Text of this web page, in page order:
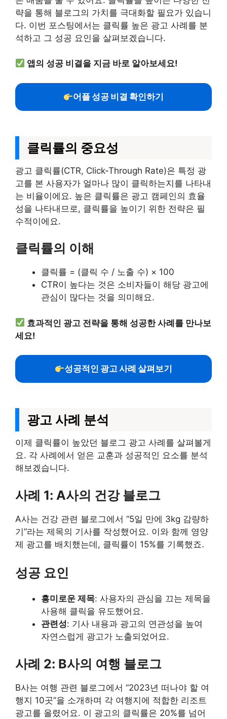
략을 통해 블로그의 가치를 극대화할 필요가 있습니
다. 이번 포스팅에서는 클릭률 높은 광고 사례를 분
석하고 그 성공 요인을 살펴보겠습니다.
앱의 성공 비결을 지금 바로 알아보세요!
어플 성공 비결 확인하기
클릭률의 중요성
광고 클릭률(CTR, Click-Through Rate)은 특정 광
고를 본 사용자가 얼마나 많이 클릭하는지를 나타내
는 비율이에요. 높은 클릭률은 광고 캠페인의 효율
성을 나타내므로, 클릭률을 높이기 위한 전략은 필
수적이에요.
클릭률의 이해
클릭률 = (클릭 수 / 노출 수) × 100
CTR이 높다는 것은 소비자들이 해당 광고에
관심이 많다는 것을 의미해요.
효과적인 광고 전략을 통해 성공한 사례를 만나보
세요!
성공적인 광고 사례 살펴보기
광고 사례 분석
이제 클릭률이 높았던 블로그 광고 사례를 살펴볼게
요. 각 사례에서 얻은 교훈과 성공적인 요소를 분석
해보겠습니다.
사례 1: A사의 건강 블로그
A사는 건강 관련 블로그에서 “5일 만에 3kg 감량하
기”라는 제목의 기사를 작성했어요. 이와 함께 영양
제 광고를 배치했는데, 클릭률이 15%를 기록했죠.
성공 요인
흥미로운 제목: 사용자의 관심을 끄는 제목을
사용해 클릭을 유도했어요.
관련성: 기사 내용과 광고의 연관성을 높여
자연스럽게 광고가 노출되었어요.
사례 2: B사의 여행 블로그
B사는 여행 관련 블로그에서 “2023년 떠나야 할 여
행지 10곳”을 소개하며 각 여행지에 적합한 리조트
광고를 올렸어요. 이 광고의 클릭률은 20%를 넘어